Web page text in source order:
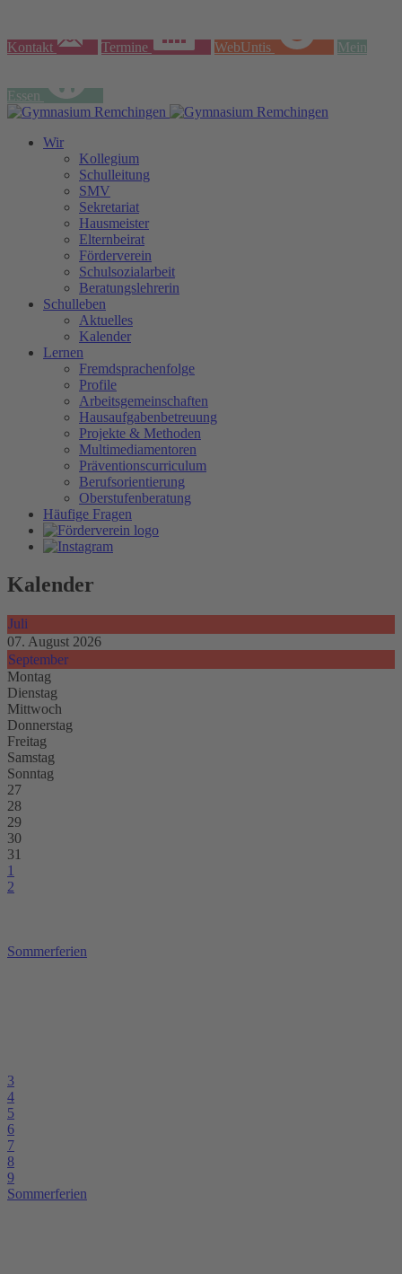
Kontakt Termine WebUntis Mein
Essen
Wir
Kollegium
Schulleitung
SMV
Sekretariat
Hausmeister
Elternbeirat
Förderverein
Schulsozialarbeit
Beratungslehrerin
Schulleben
Aktuelles
Kalender
Lernen
Fremdsprachenfolge
Profile
Arbeitsgemeinschaften
Hausaufgabenbetreuung
Projekte & Methoden
Multimediamentoren
Präventionscurriculum
Berufsorientierung
Oberstufenberatung
Häufige Fragen
Kalender
Juli
07. August 2026
September
Montag
Dienstag
Mittwoch
Donnerstag
Freitag
Samstag
Sonntag
27
28
29
30
31
1
2
Sommerferien
3
4
5
6
7
8
9
Sommerferien